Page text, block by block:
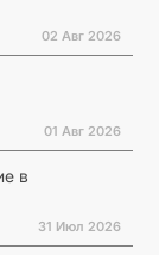
02 Авг 2026
01 Авг 2026
в
31 Июл 2026